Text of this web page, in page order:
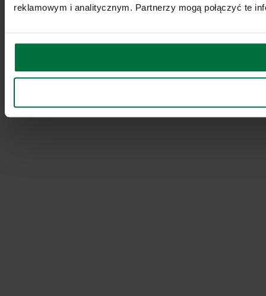
reklamowym i analitycznym. Partnerzy mogą połączyć te